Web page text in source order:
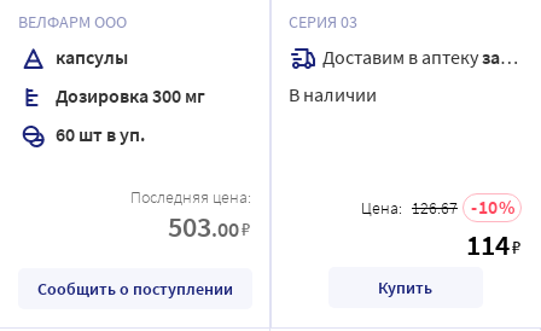
ВЕЛФАРМ ООО
капсулы
Дозировка 300 мг
60 шт в уп.
Последняя цена:
503.00₽
Сообщить о поступлении
экстракт пиявки конский
каштан троксерутин
охлаждающий 75 мл
СЕРИЯ 03
Доставим в аптекузавтра
В наличии
Цена: 126.67 10
114₽
Купить